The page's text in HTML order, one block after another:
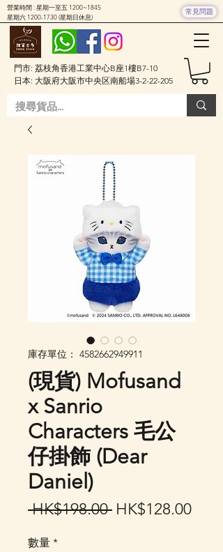
門市: 荔枝角香港工業中心B座1樓B7-10
日本: 大阪府大阪市中央区南船場3-2-22-205
營業時間 : 星期一至五 1200~1845
星期六 1200-1730(星期日休息)
常見問題
庫存單位： 4582662949911
(現貨) Mofusand
x Sanrio
Characters 毛公
仔掛飾 (Dear
Daniel)
HK$198.00 一
HK$128.00促
數量 *